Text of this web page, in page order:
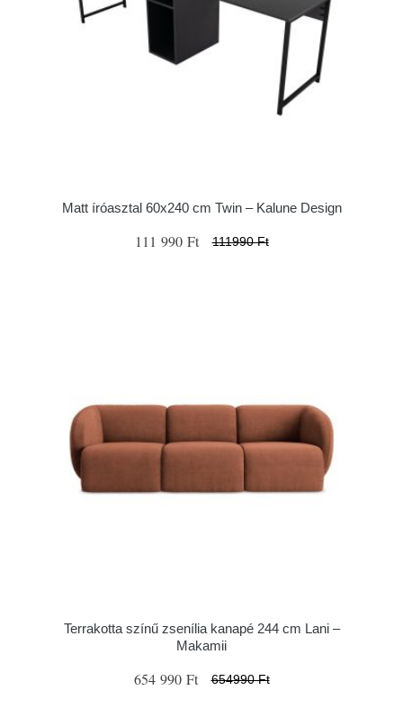
Matt íróasztal 60x240 cm Twin – Kalune Design
111 990 Ft 111990 Ft
Terrakotta színű zsenília kanapé 244 cm Lani –
Makamii
654 990 Ft 654990 Ft